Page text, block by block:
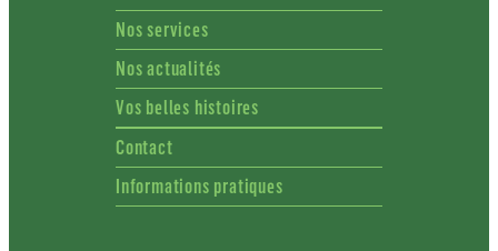
Nos services
Nos actualités
Vos belles histoires
Contact
Informations pratiques